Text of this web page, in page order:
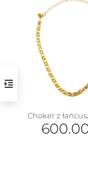
Choker z